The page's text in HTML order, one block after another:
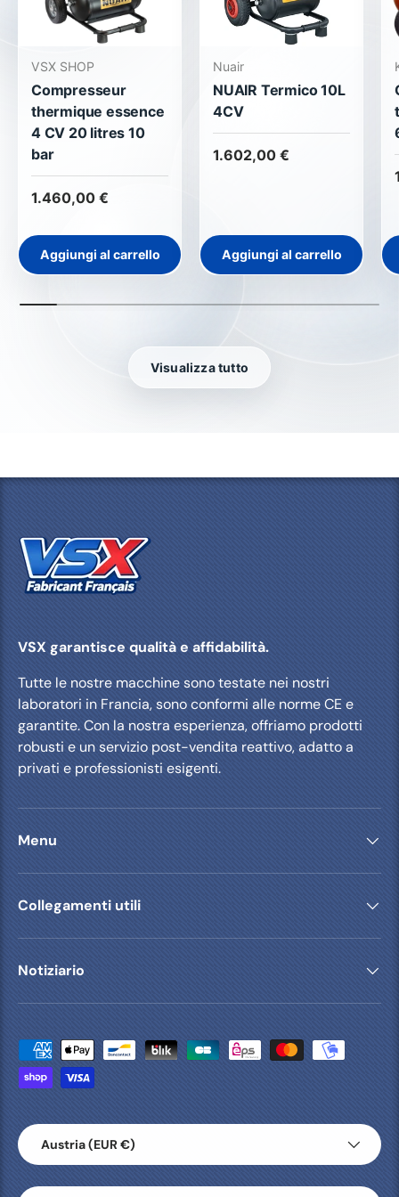
VSX SHOP
Compresseur
thermique essence
4 CV 20 litres 10
bar
1.460,00 €
Aggiungi al carrello
Nuair
NUAIR Termico 10L
4CV
1.602,00 €
Aggiungi al carrello
Visualizza tutto
VSX garantisce qualità e affidabilità.
Tutte le nostre macchine sono testate nei nostri
laboratori in Francia, sono conformi alle norme CE e
garantite. Con la nostra esperienza, offriamo prodotti
robusti e un servizio post-vendita reattivo, adatto a
privati ​​e professionisti esigenti.
Menu
Collegamenti utili
Notiziario
Metodi di pagamento accettati
Paese/Regione
Austria (EUR €)